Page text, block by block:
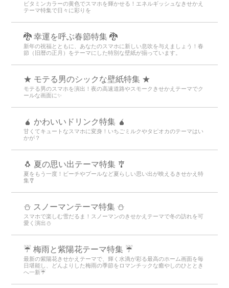
ビタミンカラーの黄色でスマホを輝かせる！エネルギッシュなきせかえ
テーマ特集で日々に彩りを
🐉 幸運を呼ぶ春節特集 🐉
新年の祝福とともに、あなたのスマホに新しい息吹を与えましょう！春
節（旧暦の正月）をテーマにした特別な壁紙が揃っています。
★ モテる男のシックな壁紙特集 ★
モテる男のスマホを演出！夜の高速道路やスモークきせかえテーマでク
ールな画面に✨
🧉 かわいいドリンク特集 🧉
甘くてキュートなスマホに変身！いちごミルクやタピオカのテーマはい
かが？
🐧 夏の思い出テーマ特集 🎐
夏をもう一度！ビーチやプールなど夏らしい思い出が映えるきせかえ特
集🎐
⛄ スノーマンテーマ特集 ⛄
スマホで楽しむ雪だるま！スノーマンのきせかえテーマで冬の訪れを可
愛く演出⛄
☔ 梅雨と紫陽花テーマ特集 ☔
最新の紫陽花きせかえテーマで、輝く水滴が彩る最高のホーム画面を毎
日堪能し、どんよりした梅雨の季節をロマンチックな癒やしのひととき
へ一新☔